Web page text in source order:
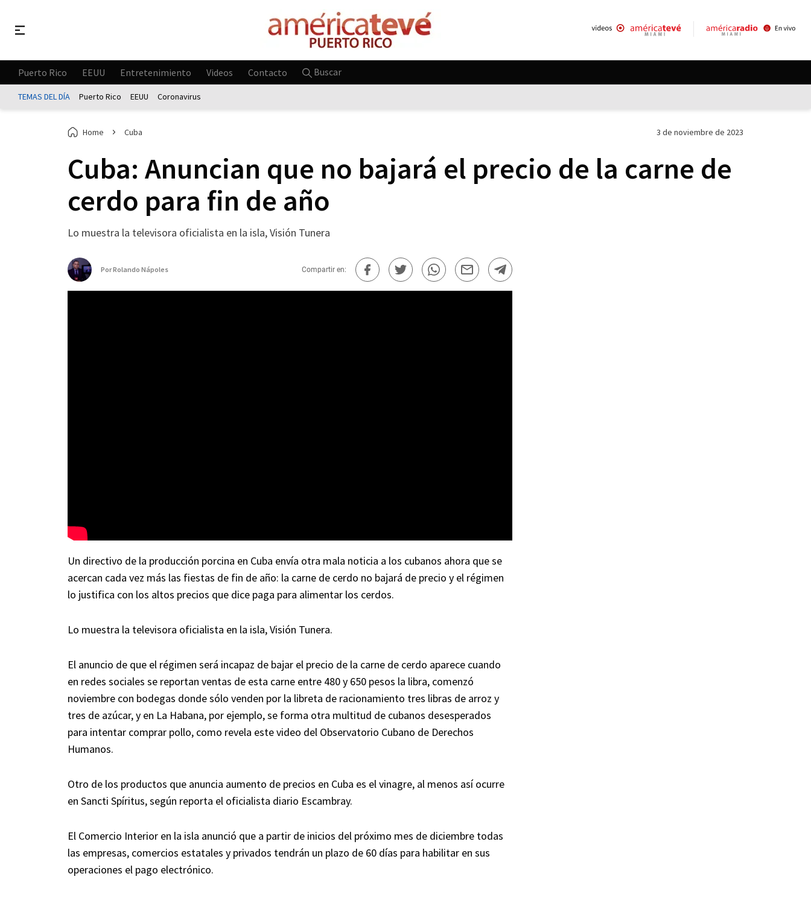
Puerto Rico EEUU Entretenimiento Videos Contacto Buscar
TEMAS DEL DÍA Puerto Rico EEUU Coronavirus
Home Cuba 3 de noviembre de 2023
Cuba: Anuncian que no bajará el precio de la carne de
cerdo para fin de año
Lo muestra la televisora oficialista en la isla, Visión Tunera
PorRolando Nápoles Compartir en:
Un directivo de la producción porcina en Cuba envía otra mala noticia a los cubanos ahora que se
acercan cada vez más las fiestas de fin de año: la carne de cerdo no bajará de precio y el régimen
lo justifica con los altos precios que dice paga para alimentar los cerdos.
Lo muestra la televisora oficialista en la isla, Visión Tunera.
El anuncio de que el régimen será incapaz de bajar el precio de la carne de cerdo aparece cuando
en redes sociales se reportan ventas de esta carne entre 480 y 650 pesos la libra, comenzó
noviembre con bodegas donde sólo venden por la libreta de racionamiento tres libras de arroz y
tres de azúcar, y en La Habana, por ejemplo, se forma otra multitud de cubanos desesperados
para intentar comprar pollo, como revela este video del Observatorio Cubano de Derechos
Humanos.
Otro de los productos que anuncia aumento de precios en Cuba es el vinagre, al menos así ocurre
en Sancti Spíritus, según reporta el oficialista diario Escambray.
El Comercio Interior en la isla anunció que a partir de inicios del próximo mes de diciembre todas
las empresas, comercios estatales y privados tendrán un plazo de 60 días para habilitar en sus
operaciones el pago electrónico.